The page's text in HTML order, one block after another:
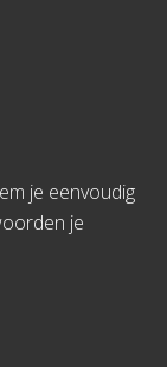
je eenvoudig
je